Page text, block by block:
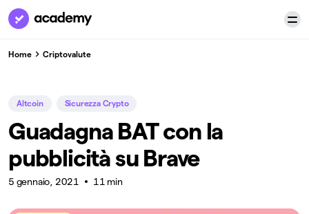
Home Criptovalute
Altcoin Sicurezza Crypto
Guadagna BAT con la
pubblicità su Brave
5 gennaio, 2021 11 min